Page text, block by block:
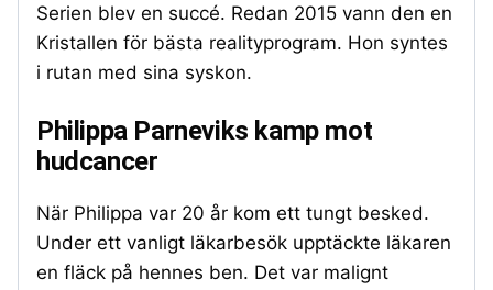
Serien blev en succé. Redan 2015 vann den en
Kristallen för bästa realityprogram. Hon syntes
i rutan med sina syskon.
Philippa Parneviks kamp mot
hudcancer
När Philippa var 20 år kom ett tungt besked.
Under ett vanligt läkarbesök upptäckte läkaren
en fläck på hennes ben. Det var malignt